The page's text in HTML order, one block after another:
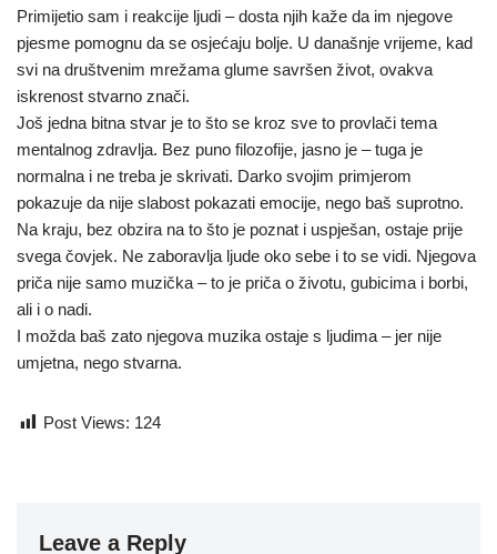
Primijetio sam i reakcije ljudi – dosta njih kaže da im njegove
pjesme pomognu da se osjećaju bolje. U današnje vrijeme, kad
svi na društvenim mrežama glume savršen život, ovakva
iskrenost stvarno znači.
Još jedna bitna stvar je to što se kroz sve to provlači tema
mentalnog zdravlja. Bez puno filozofije, jasno je – tuga je
normalna i ne treba je skrivati. Darko svojim primjerom
pokazuje da nije slabost pokazati emocije, nego baš suprotno.
Na kraju, bez obzira na to što je poznat i uspješan, ostaje prije
svega čovjek. Ne zaboravlja ljude oko sebe i to se vidi. Njegova
priča nije samo muzička – to je priča o životu, gubicima i borbi,
ali i o nadi.
I možda baš zato njegova muzika ostaje s ljudima – jer nije
umjetna, nego stvarna.
Post Views: 124
Leave a Reply